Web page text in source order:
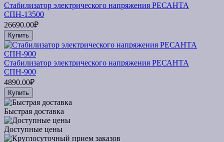
Стабилизатор электрического напряжения РЕСАНТА
СПН-13500
26690.00₽
Купить
Стабилизатор электрического напряжения РЕСАНТА
СПН-900
4890.00₽
Купить
Быстрая доставка
Доступные цены